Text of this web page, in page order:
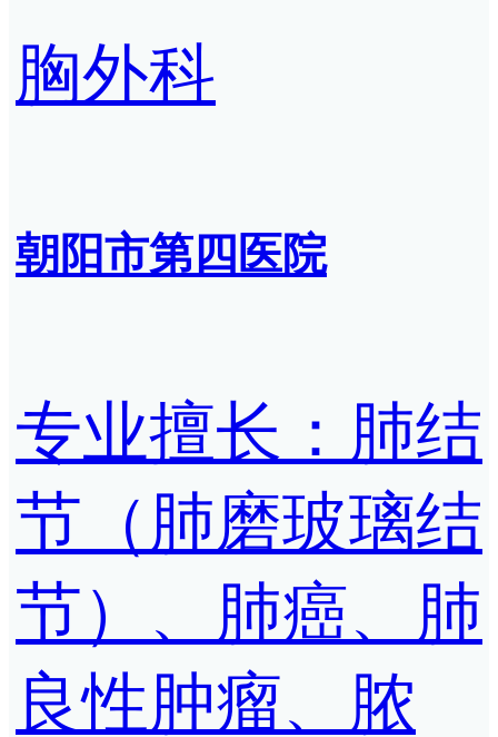
胸外科
朝阳市第四医院
专业擅长：肺结
节（肺磨玻璃结
节）、肺癌、肺
良性肿瘤、脓